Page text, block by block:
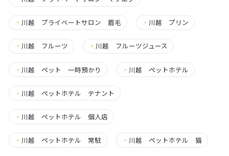
・ 川越 プライベートサロン 眉毛 ・ 川越 プリン
・ 川越 フルーツ ・ 川越 フルーツジュース
・ 川越 ペット 一時預かり ・ 川越 ペットホテル
・ 川越 ペットホテル テナント
・ 川越 ペットホテル 個人店
・ 川越 ペットホテル 常駐 ・ 川越 ペットホテル 猫